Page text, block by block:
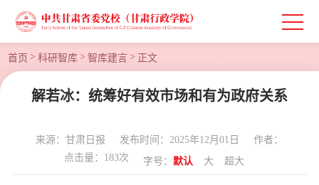
首页 > 科研智库 > 智库建言 > 正文
解若冰：统筹好有效市场和有为政府关系
来源：甘肃日报 发布时间：2025年12月01日
作者：
点击量： 183次 字号： 默认 大 超大